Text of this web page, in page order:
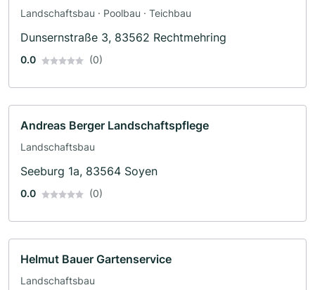
Landschaftsbau · Poolbau · Teichbau
Dunsernstraße 3, 83562 Rechtmehring
0.0 (0)
Andreas Berger Landschaftspflege
Landschaftsbau
Seeburg 1a, 83564 Soyen
0.0 (0)
Helmut Bauer Gartenservice
Landschaftsbau